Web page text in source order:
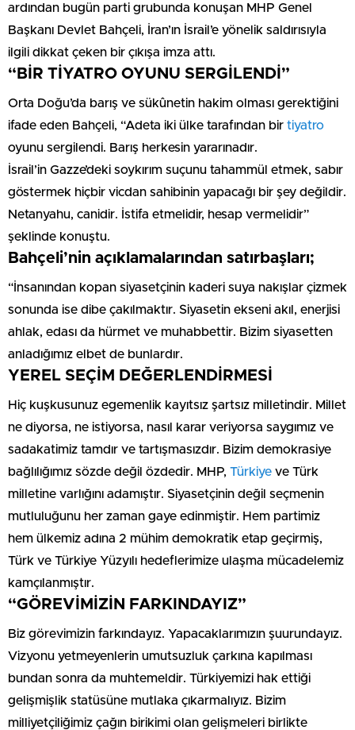
ardından bugün parti grubunda konuşan MHP Genel
Başkanı Devlet Bahçeli, İran’ın İsrail’e yönelik saldırısıyla
ilgili dikkat çeken bir çıkışa imza attı.
“BİR TİYATRO OYUNU SERGİLENDİ”
Orta Doğu’da barış ve sükûnetin hakim olması gerektiğini
ifade eden Bahçeli, “Adeta iki ülke tarafından bir tiyatro
oyunu sergilendi. Barış herkesin yararınadır.
İsrail’in Gazze’deki soykırım suçunu tahammül etmek, sabır
göstermek hiçbir vicdan sahibinin yapacağı bir şey değildir.
Netanyahu, canidir. İstifa etmelidir, hesap vermelidir”
şeklinde konuştu.
Bahçeli’nin açıklamalarından satırbaşları;
“İnsanından kopan siyasetçinin kaderi suya nakışlar çizmek
sonunda ise dibe çakılmaktır. Siyasetin ekseni akıl, enerjisi
ahlak, edası da hürmet ve muhabbettir. Bizim siyasetten
anladığımız elbet de bunlardır.
YEREL SEÇİM DEĞERLENDİRMESİ
Hiç kuşkusunuz egemenlik kayıtsız şartsız milletindir. Millet
ne diyorsa, ne istiyorsa, nasıl karar veriyorsa saygımız ve
sadakatimiz tamdır ve tartışmasızdır. Bizim demokrasiye
bağlılığımız sözde değil özdedir. MHP, Türkiye ve Türk
milletine varlığını adamıştır. Siyasetçinin değil seçmenin
mutluluğunu her zaman gaye edinmiştir. Hem partimiz
hem ülkemiz adına 2 mühim demokratik etap geçirmiş,
Türk ve Türkiye Yüzyılı hedeflerimize ulaşma mücadelemiz
kamçılanmıştır.
“GÖREVİMİZİN FARKINDAYIZ”
Biz görevimizin farkındayız. Yapacaklarımızın şuurundayız.
Vizyonu yetmeyenlerin umutsuzluk çarkına kapılması
bundan sonra da muhtemeldir. Türkiyemizi hak ettiği
gelişmişlik statüsüne mutlaka çıkarmalıyız. Bizim
milliyetçiliğimiz çağın birikimi olan gelişmeleri birlikte